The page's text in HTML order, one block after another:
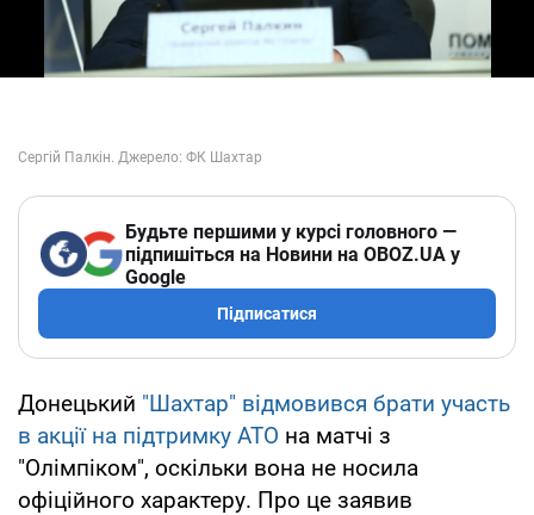
Будьте першими у курсі головного —
підпишіться на Новини на OBOZ.UA у
Google
Підписатися
Донецький "Шахтар" відмовився брати участь
в акції на підтримку АТО на матчі з
"Олімпіком", оскільки вона не носила
офіційного характеру. Про це заявив